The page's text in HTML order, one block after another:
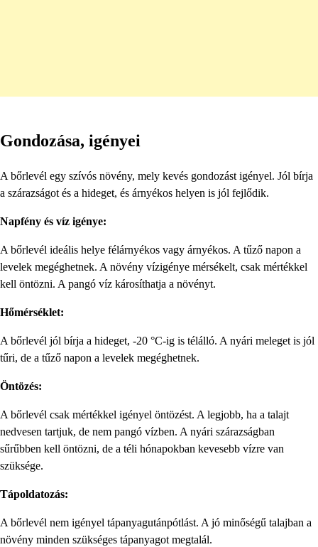
Gondozása, igényei
A bőrlevél egy szívós növény, mely kevés gondozást igényel. Jól bírja
a szárazságot és a hideget, és árnyékos helyen is jól fejlődik.
Napfény és víz igénye:
A bőrlevél ideális helye félárnyékos vagy árnyékos. A tűző napon a
levelek megéghetnek. A növény vízigénye mérsékelt, csak mértékkel
kell öntözni. A pangó víz károsíthatja a növényt.
Hőmérséklet:
A bőrlevél jól bírja a hideget, -20 °C-ig is télálló. A nyári meleget is jól
tűri, de a tűző napon a levelek megéghetnek.
Öntözés:
A bőrlevél csak mértékkel igényel öntözést. A legjobb, ha a talajt
nedvesen tartjuk, de nem pangó vízben. A nyári szárazságban
sűrűbben kell öntözni, de a téli hónapokban kevesebb vízre van
szüksége.
Tápoldatozás:
A bőrlevél nem igényel tápanyagutánpótlást. A jó minőségű talajban a
növény minden szükséges tápanyagot megtalál.